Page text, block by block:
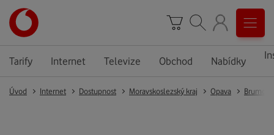
Tarify Internet Televize Obchod Nabídky
Úvod Internet Dostupnost Moravskoslezský kraj Opava